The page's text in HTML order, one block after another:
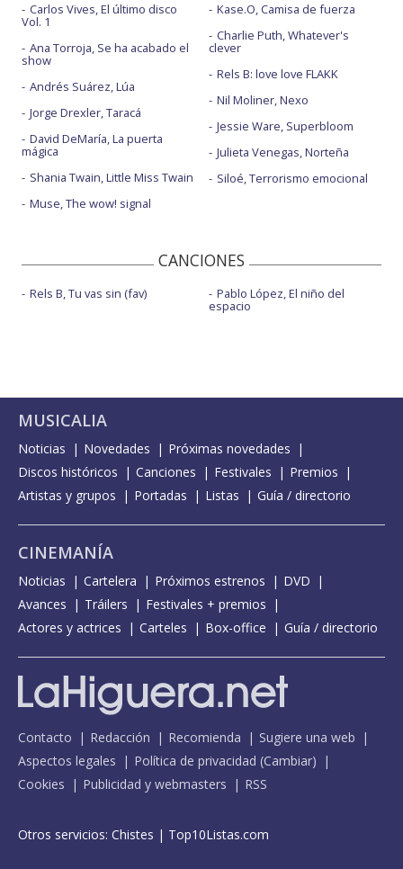
Carlos Vives, El último disco
Vol. 1
Ana Torroja, Se ha acabado el
show
Andrés Suárez, Lúa
Jorge Drexler, Taracá
David DeMaría, La puerta
mágica
Shania Twain, Little Miss Twain
Muse, The wow! signal
Kase.O, Camisa de fuerza
Charlie Puth, Whatever's
clever
Rels B: love love FLAKK
Nil Moliner, Nexo
Jessie Ware, Superbloom
Julieta Venegas, Norteña
Siloé, Terrorismo emocional
CANCIONES
Rels B, Tu vas sin (fav) Pablo López, El niño del
espacio
MUSICALIA
Noticias Novedades
Próximas novedades
Discos históricos
Canciones Festivales
Premios
Artistas y grupos
Portadas Listas Guía / directorio
CINEMANÍA
Noticias Cartelera Próximos estrenos
DVD
Avances
Tráilers
Festivales + premios
Actores y actrices
Carteles Box-office Guía / directorio
Contacto Redacción Recomienda
Sugiere una web
Aspectos legales
Política de privacidad (Cambiar)
Cookies
Publicidad y webmasters RSS
Otros servicios: Chistes | Top10Listas.com